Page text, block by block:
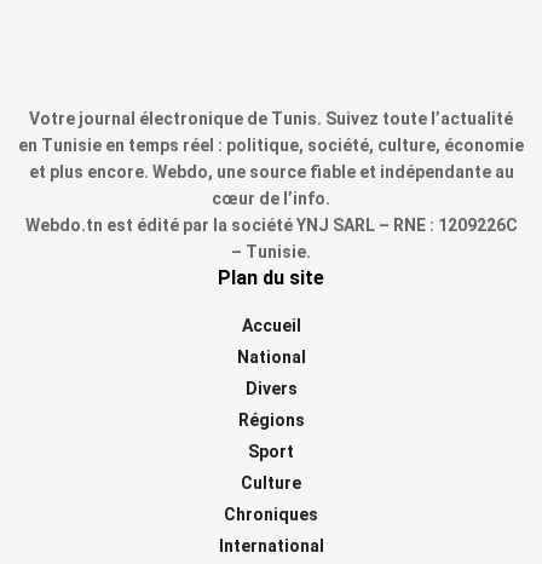
Votre journal électronique de Tunis. Suivez toute l’actualité
en Tunisie en temps réel : politique, société, culture, économie
et plus encore. Webdo, une source fiable et indépendante au
cœur de l’info.
Webdo.tn est édité par la société YNJ SARL – RNE : 1209226C
– Tunisie.
Plan du site
Accueil
National
Divers
Régions
Sport
Culture
Chroniques
International